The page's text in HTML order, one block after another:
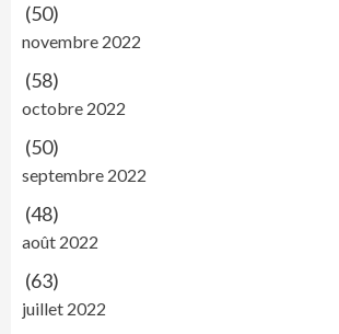
(50)
novembre 2022
(58)
octobre 2022
(50)
septembre 2022
(48)
août 2022
(63)
juillet 2022